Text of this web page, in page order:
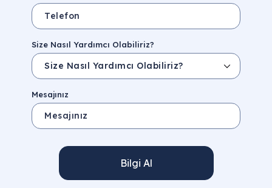
Size Nasıl Yardımcı Olabiliriz?
Mesajınız
Bilgi Al